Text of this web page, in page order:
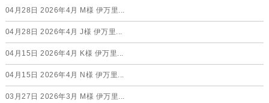
04月28日 2026年4月 M様 伊万里...
04月28日 2026年4月 J様 伊万里...
04月15日 2026年4月 K様 伊万里...
04月15日 2026年4月 N様 伊万里...
03月27日 2026年3月 M様 伊万里...